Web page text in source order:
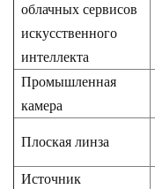
облачных сервисов
искусственного
интеллекта
Промышленная
камера
Плоская линза
Источник